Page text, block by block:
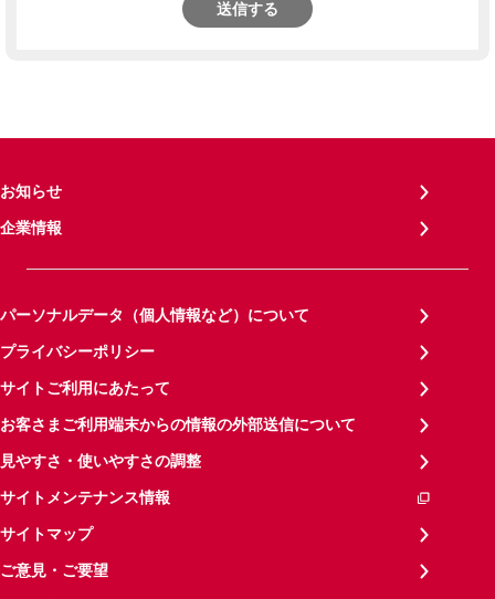
送信する
お知らせ
企業情報
パーソナルデータ（個人情報など）について
プライバシーポリシー
サイトご利用にあたって
お客さまご利用端末からの情報の外部送信について
見やすさ・使いやすさの調整
サイトメンテナンス情報
サイトマップ
ご意見・ご要望